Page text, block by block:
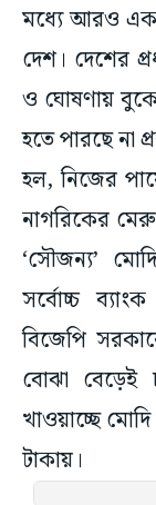
মধ্যে আরও
দেশ। দেশের
ও ঘোষণায়
হতে পারছে না
হল, নিজের
নাগরিকের
‘সৌজন্য’
সর্বোচ্চ
বিজেপি
বোঝা
খাওয়াচ্ছে
টাকায়।